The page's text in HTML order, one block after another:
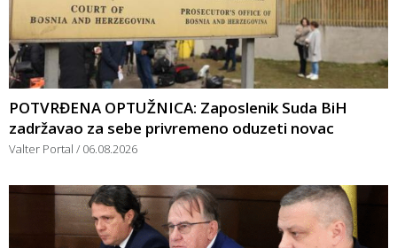
POTVRĐENA OPTUŽNICA: Zaposlenik Suda BiH
zadržavao za sebe privremeno oduzeti novac
Valter Portal 06.08.2026